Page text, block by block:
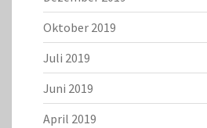
Oktober 2019
Juli 2019
Juni 2019
April 2019